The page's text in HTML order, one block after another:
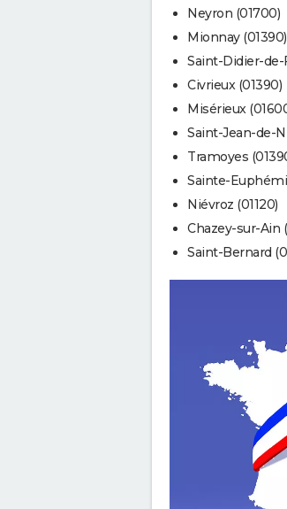
Neyron (01700)
Mionnay (01390)
Saint-Didier-de-
Civrieux (01390)
Misérieux
Saint-Jean-de-
Tramoyes
Sainte-
Niévroz (01120)
Chazey-sur-Ain
Saint-Bernard